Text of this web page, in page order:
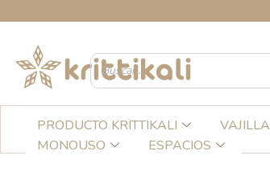
contenido
PRODUCTO KRITTIKALI VAJILLA
MONOUSO
ESPACIOS